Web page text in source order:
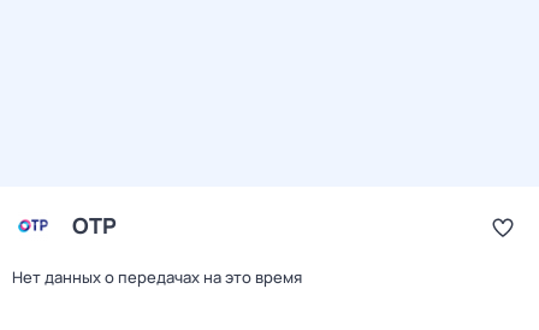
ОТР
Нет данных о передачах на это время